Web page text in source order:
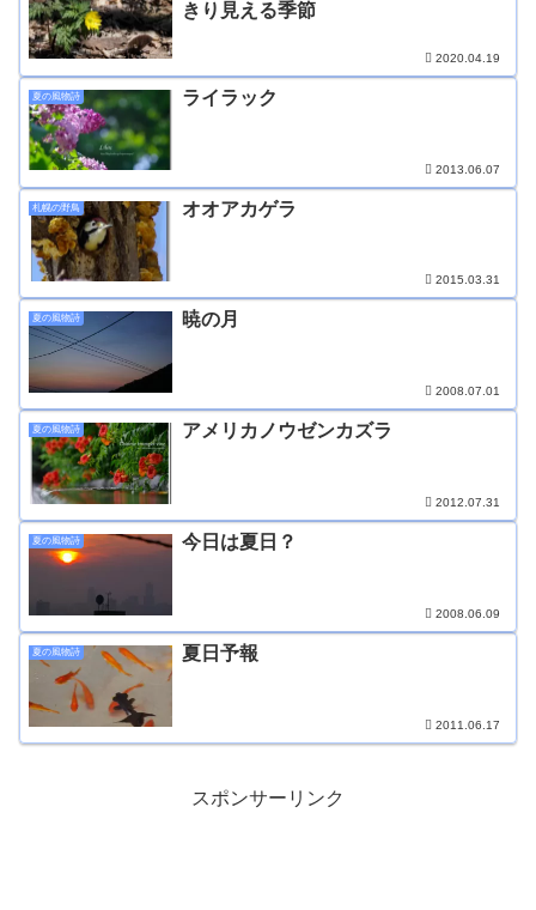
きり見える季節
2020.04.19
夏の風物詩 ライラック
2013.06.07
札幌の野鳥 オオアカゲラ
2015.03.31
夏の風物詩 暁の月
2008.07.01
夏の風物詩 アメリカノウゼンカズラ
2012.07.31
夏の風物詩 今日は夏日？
2008.06.09
夏の風物詩 夏日予報
2011.06.17
スポンサーリンク